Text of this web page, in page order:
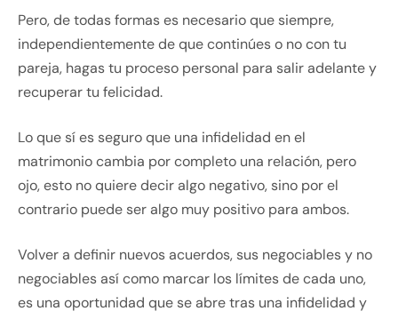
Pero, de todas formas es necesario que siempre,
independientemente de que continúes o no con tu
pareja, hagas tu proceso personal para salir adelante y
recuperar tu felicidad.
Lo que sí es seguro que una infidelidad en el
matrimonio cambia por completo una relación, pero
ojo, esto no quiere decir algo negativo, sino por el
contrario puede ser algo muy positivo para ambos.
Volver a definir nuevos acuerdos, sus negociables y no
negociables así como marcar los límites de cada uno,
es una oportunidad que se abre tras una infidelidad y